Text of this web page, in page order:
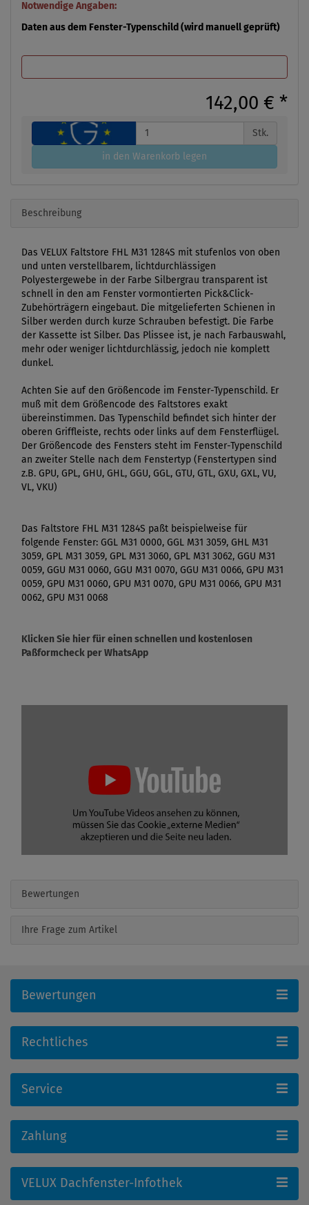
Notwendige Angaben:
Daten aus dem Fenster-Typenschild (wird manuell geprüft)
142,00 € *
Stk.
in den Warenkorb legen
Beschreibung
Das VELUX Faltstore FHL M31 1284S mit stufenlos von oben
und unten verstellbarem, lichtdurchlässigen
Polyestergewebe in der Farbe Silbergrau transparent ist
schnell in den am Fenster vormontierten Pick&Click-
Zubehörträgern eingebaut. Die mitgelieferten Schienen in
Silber werden durch kurze Schrauben befestigt. Die Farbe
der Kassette ist Silber. Das Plissee ist, je nach Farbauswahl,
mehr oder weniger lichtdurchlässig, jedoch nie komplett
dunkel.
Achten Sie auf den Größencode im Fenster-Typenschild. Er
muß mit dem Größencode des Faltstores exakt
übereinstimmen. Das Typenschild befindet sich hinter der
oberen Griffleiste, rechts oder links auf dem Fensterflügel.
Der Größencode des Fensters steht im Fenster-Typenschild
an zweiter Stelle nach dem Fenstertyp (Fenstertypen sind
z.B. GPU, GPL, GHU, GHL, GGU, GGL, GTU, GTL, GXU, GXL, VU,
VL, VKU)
Das Faltstore FHL M31 1284S paßt beispielweise für
folgende Fenster: GGL M31 0000, GGL M31 3059, GHL M31
3059, GPL M31 3059, GPL M31 3060, GPL M31 3062, GGU M31
0059, GGU M31 0060, GGU M31 0070, GGU M31 0066, GPU M31
0059, GPU M31 0060, GPU M31 0070, GPU M31 0066, GPU M31
0062, GPU M31 0068
Klicken Sie hier für einen schnellen und kostenlosen
Paßformcheck per WhatsApp
Bewertungen
Ihre Frage zum Artikel
Bewertungen
Rechtliches
Service
Zahlung
VELUX Dachfenster-Infothek